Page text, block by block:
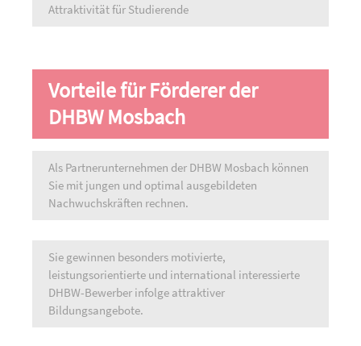
Attraktivität für Studierende
Vorteile für Förderer der
DHBW Mosbach
Als Partnerunternehmen der DHBW Mosbach können
Sie mit jungen und optimal ausgebildeten
Nachwuchskräften rechnen.
Sie gewinnen besonders motivierte,
leistungsorientierte und international interessierte
DHBW-Bewerber infolge attraktiver
Bildungsangebote.